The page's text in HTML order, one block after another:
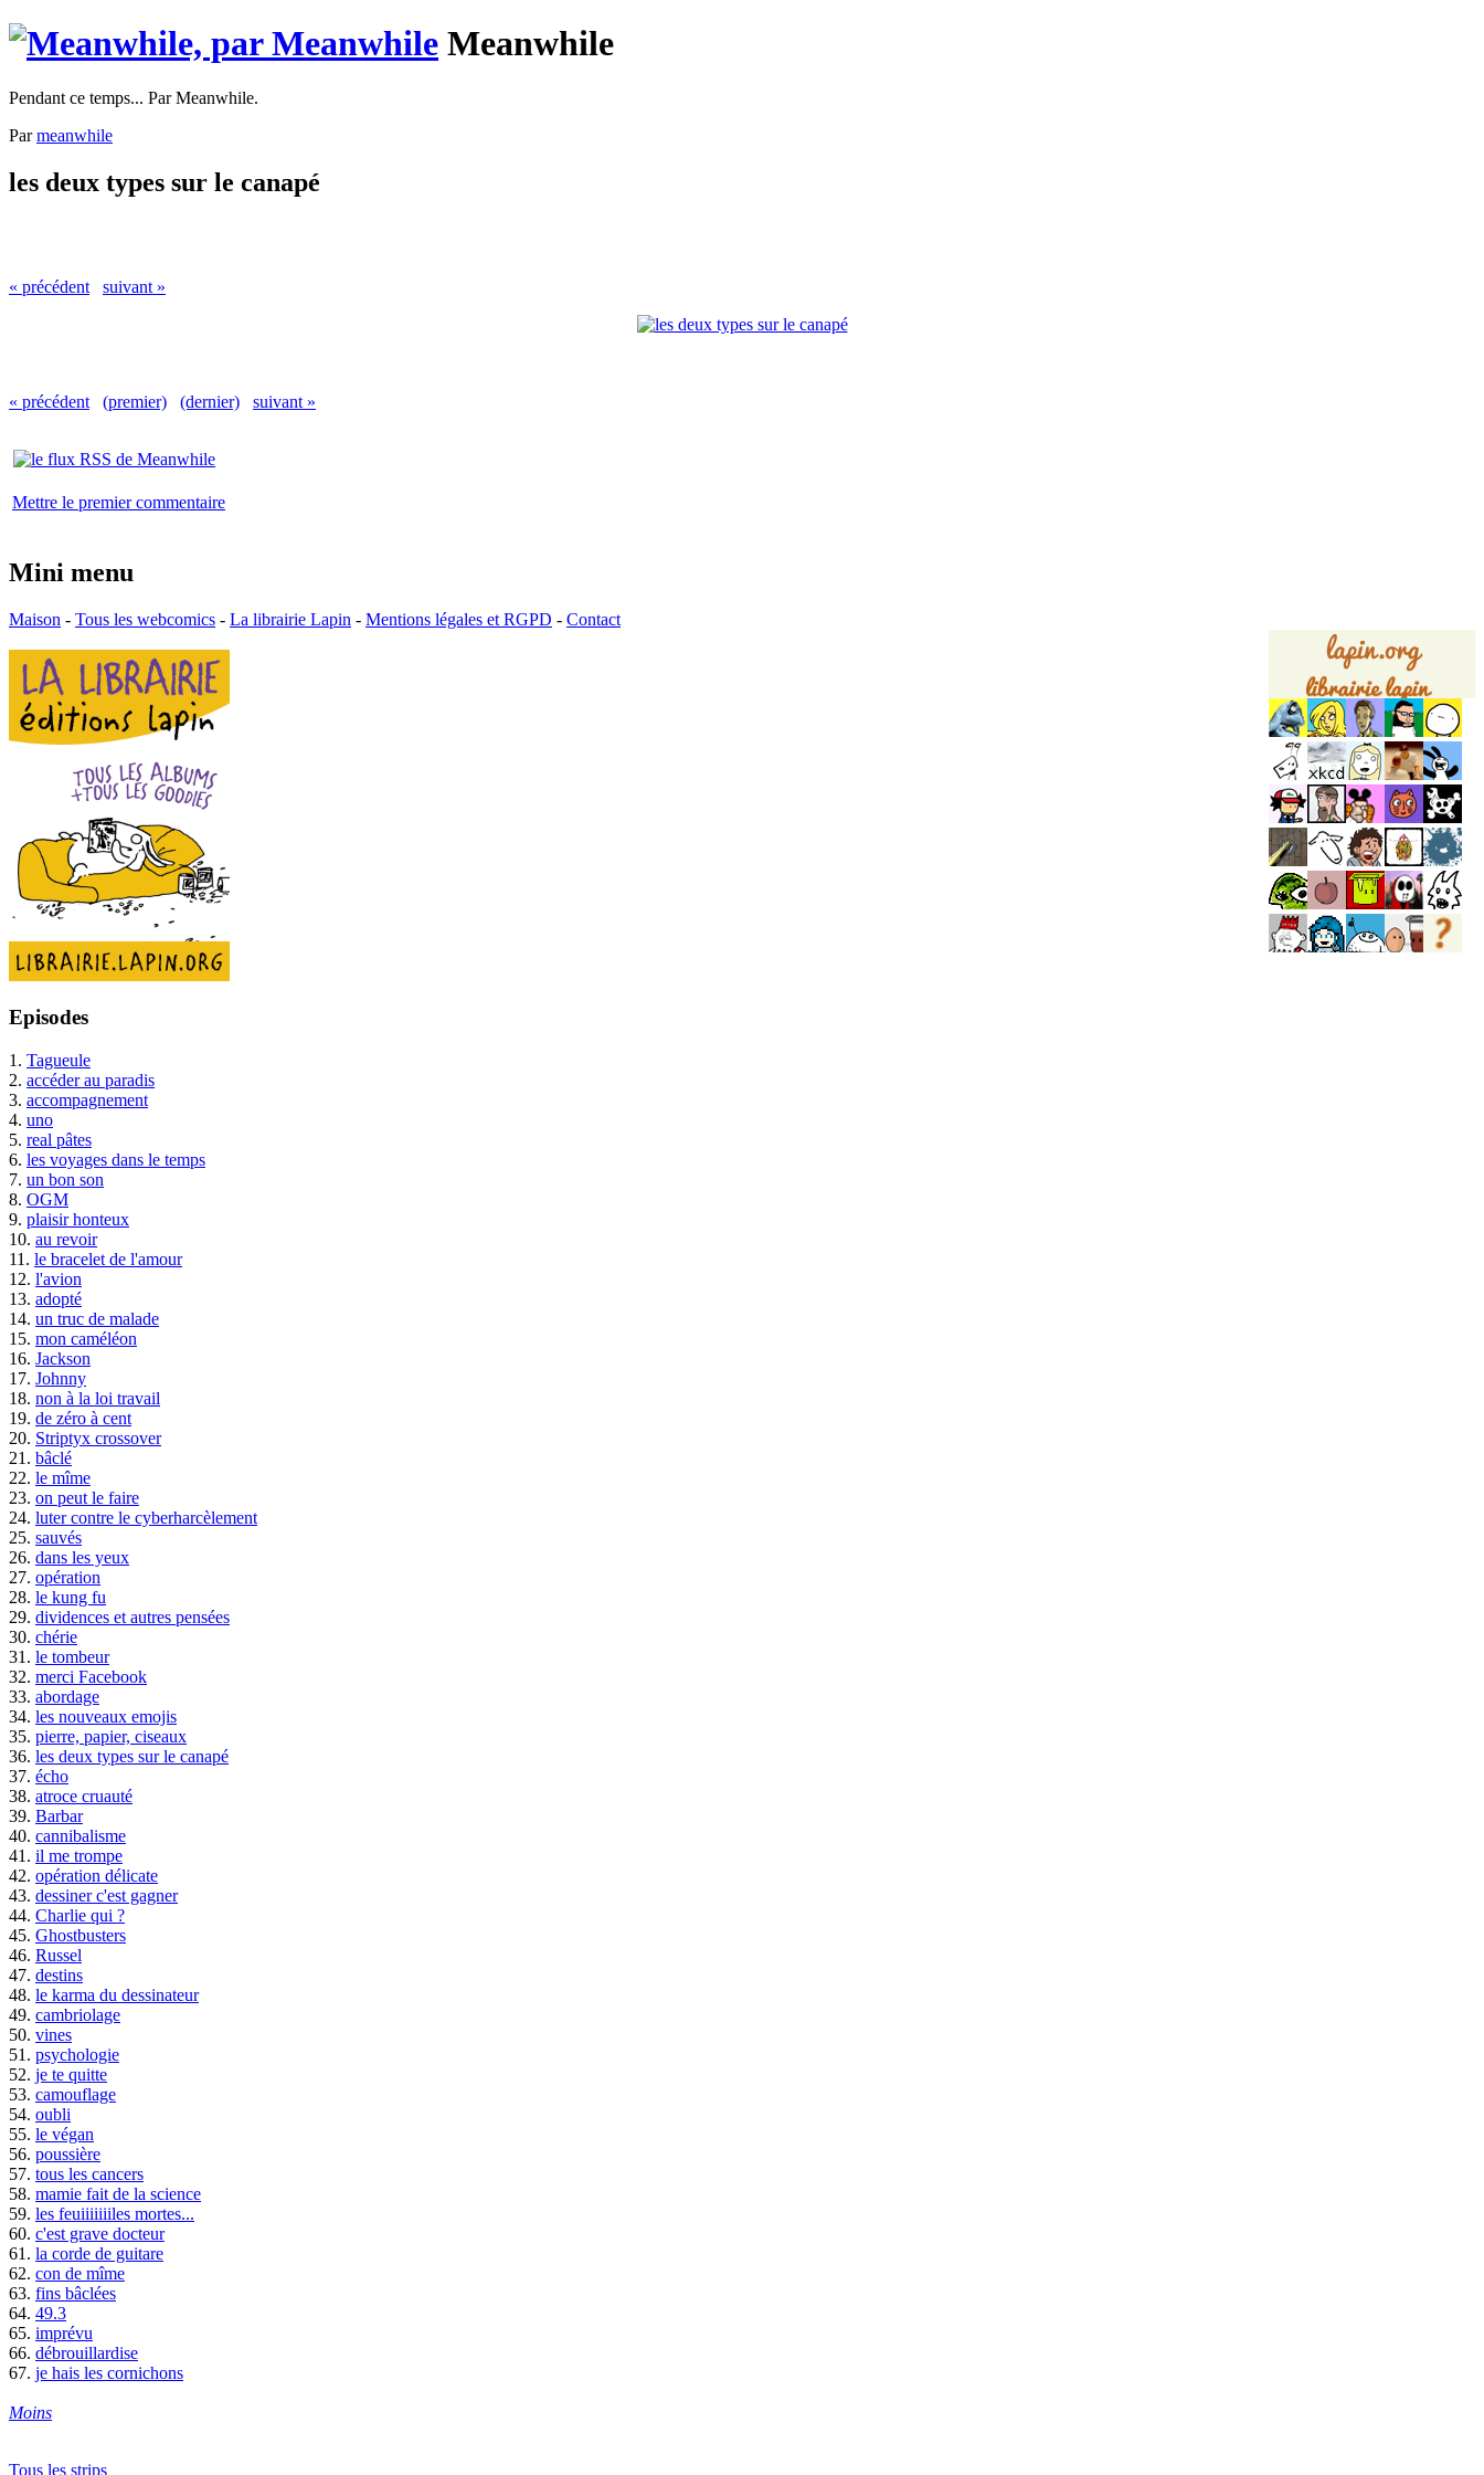
Meanwhile
Pendant ce temps... Par Meanwhile.
Parmeanwhile
les deux types sur le canapé
« précédent suivant »
« précédent (premier) (dernier) suivant »
Mettre le premier commentaire
Mini menu
Maison - Tous les webcomics - La librairie Lapin - Mentions légales et RGPD - Contact
Episodes
1. Tagueule
2. accéder au paradis
3. accompagnement
4. uno
5. real pâtes
6. les voyages dans le temps
7. un bon son
8. OGM
9. plaisir honteux
10. au revoir
11. le bracelet de l'amour
12. l'avion
13. adopté
14. un truc de malade
15. mon caméléon
16. Jackson
17. Johnny
18. non à la loi travail
19. de zéro à cent
20. Striptyx crossover
21. bâclé
22. le mîme
23. on peut le faire
24. luter contre le cyberharcèlement
25. sauvés
26. dans les yeux
27. opération
28. le kung fu
29. dividences et autres pensées
30. chérie
31. le tombeur
32. merci Facebook
33. abordage
34. les nouveaux emojis
35. pierre, papier, ciseaux
36. les deux types sur le canapé
37. écho
38. atroce cruauté
39. Barbar
40. cannibalisme
41. il me trompe
42. opération délicate
43. dessiner c'est gagner
44. Charlie qui ?
45. Ghostbusters
46. Russel
47. destins
48. le karma du dessinateur
49. cambriolage
50. vines
51. psychologie
52. je te quitte
53. camouflage
54. oubli
55. le végan
56. poussière
57. tous les cancers
58. mamie fait de la science
59. les feuiiiiiiiles mortes...
60. c'est grave docteur
61. la corde de guitare
62. con de mîme
63. fins bâclées
64. 49.3
65. imprévu
66. débrouillardise
67. je hais les cornichons
Moins
Tous les strips